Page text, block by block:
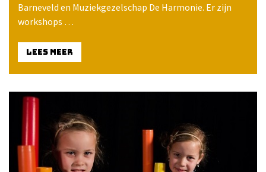
Barneveld en Muziekgezelschap De Harmonie. Er zijn
workshops …
LEES MEER